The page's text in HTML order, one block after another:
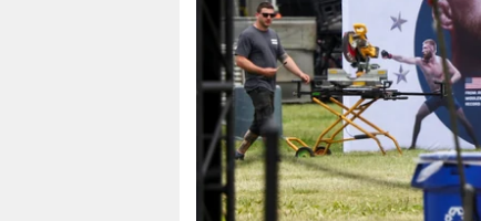
nord
wahrheit
verlag
verlag